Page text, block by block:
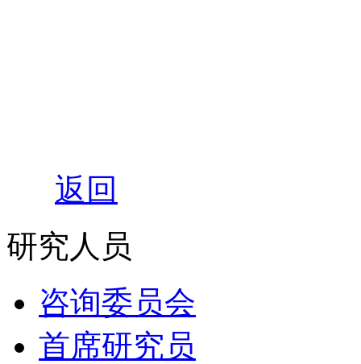
返回
研究人员
咨询委员会
首席研究员